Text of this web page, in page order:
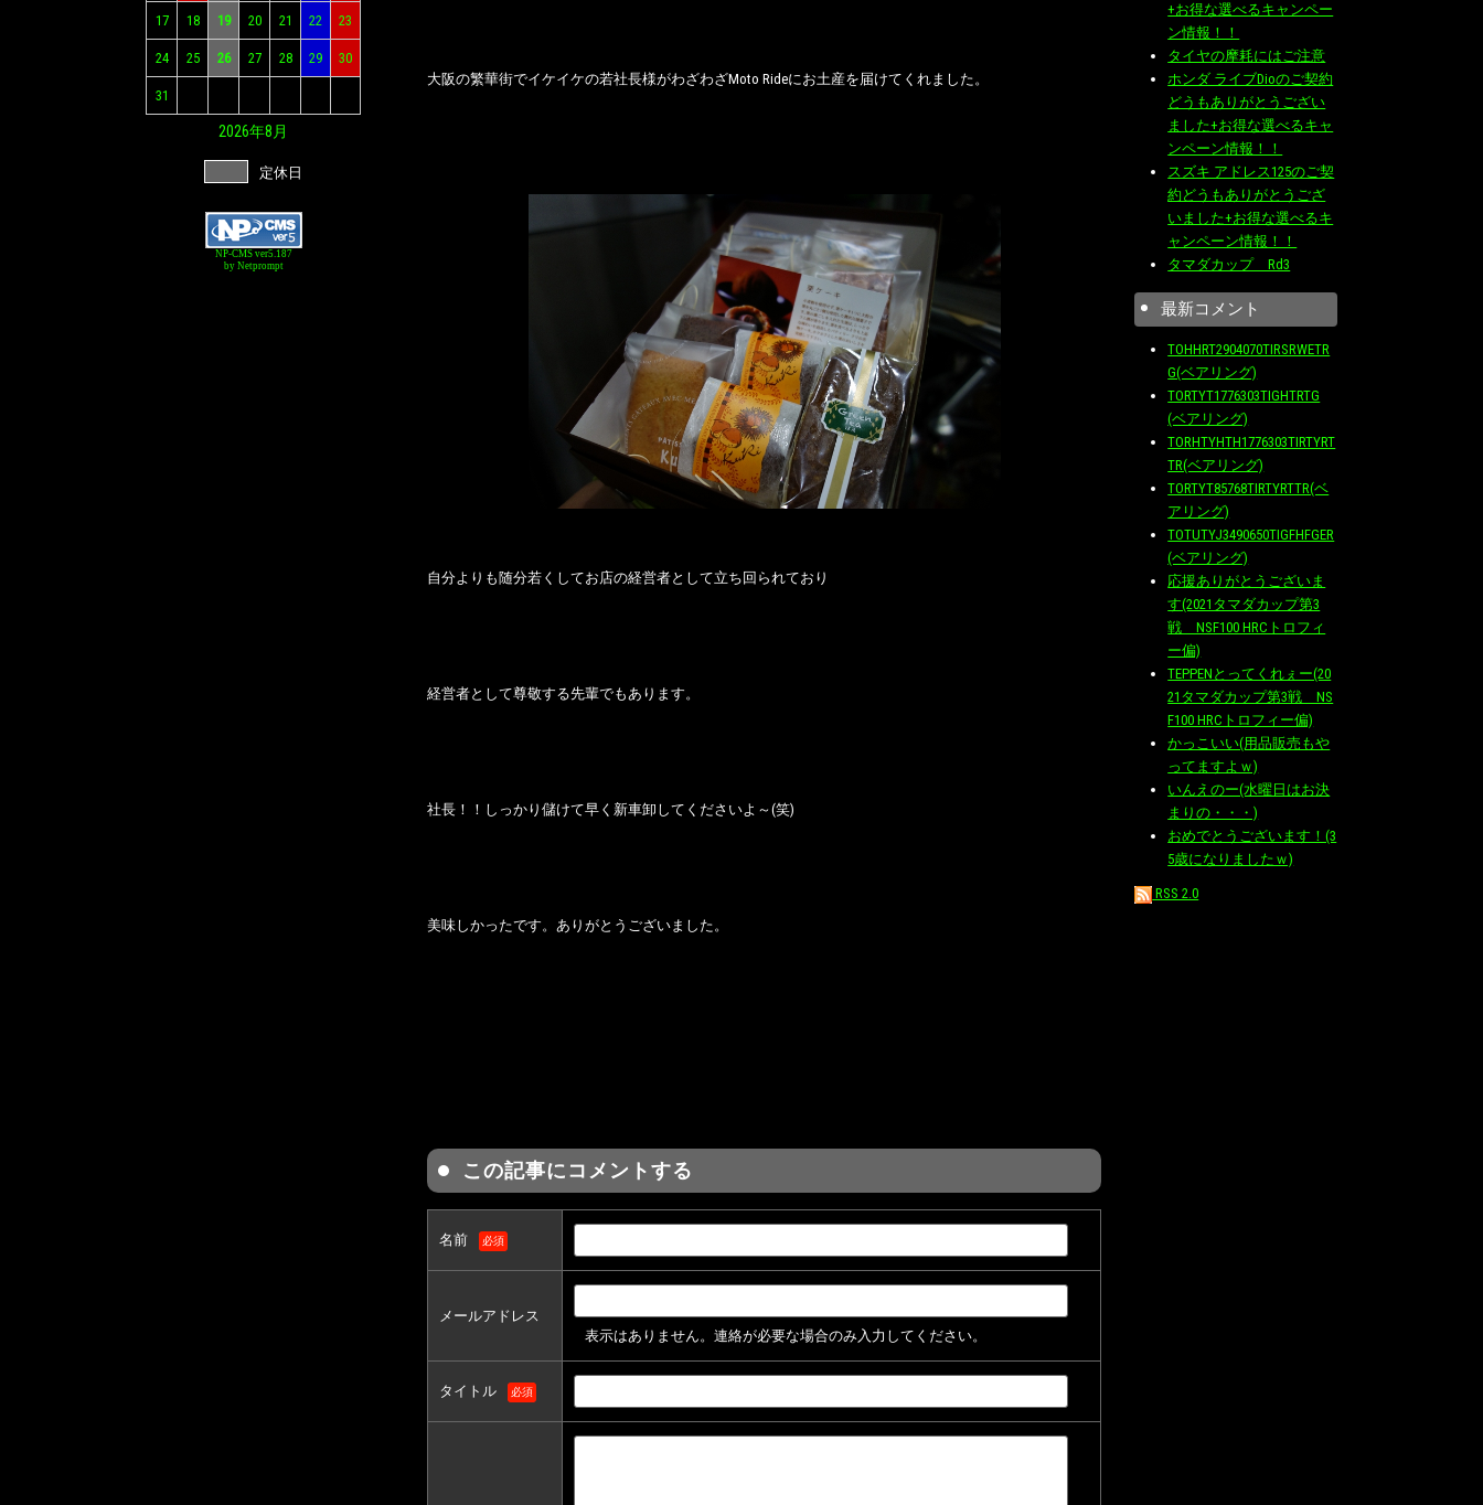
17 18 19 20 21 22 23
24 25 26 27 28 29 30
31
2026年8月
定休日
NP-CMS ver5.187
by Netprompt
大阪の繁華街でイケイケの若社長様がわざわざMoto Rideにお土産を届けてくれました。
自分よりも随分若くしてお店の経営者として立ち回られており
経営者として尊敬する先輩でもあります。
社長！！しっかり儲けて早く新車卸してくださいよ～(笑)
美味しかったです。ありがとうございました。
この記事にコメントする
名前 必須
メールアドレス
表示はありません。連絡が必要な場合のみ入力してください。
タイトル 必須
+お得な選べるキャンペー
ン情報！！
タイヤの摩耗にはご注意
ホンダ ライブDioのご契約
どうもありがとうござい
ました+お得な選べるキャ
ンペーン情報！！
スズキ アドレス125のご契
約どうもありがとうござ
いました+お得な選べるキ
ャンペーン情報！！
タマダカップ Rd3
最新コメント
TOHHRT2904070TIRSRWETR
G(ベアリング)
TORTYT1776303TIGHTRTG
(ベアリング)
TORHTYHTH1776303TIRTYRT
TR(ベアリング)
TORTYT85768TIRTYRTTR(ベ
アリング)
TOTUTYJ3490650TIGFHFGER
(ベアリング)
応援ありがとうございま
す(2021タマダカップ第3
戦 NSF100 HRCトロフィ
ー偏)
TEPPENとってくれぇー(20
21タマダカップ第3戦 NS
F100 HRCトロフィー偏)
かっこいい(用品販売もや
ってますよｗ)
いんえのー(水曜日はお決
まりの・・・)
おめでとうございます！(3
5歳になりましたｗ)
RSS 2.0